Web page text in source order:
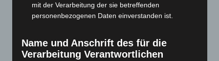
September 2025(93)
August 2025
Juni 2025(103)
mit der Verarbeitung der sie betreffenden
personenbezogenen Daten einverstanden ist.
Name und Anschrift des für die
Verarbeitung Verantwortlichen